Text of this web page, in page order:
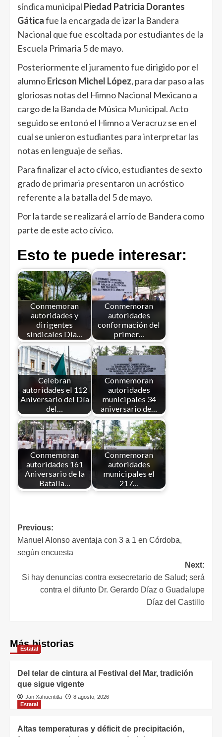
síndica municipal Piedad Patricia Dorantes
Gáticafue la encargada de izar la Bandera
Nacional que fue escoltada por estudiantes de la
Escuela Primaria 5 de mayo.
Posteriormente el juramento fue dirigido por el
alumnoEricson Michel López, para dar paso a las
gloriosas notas del Himno Nacional Mexicano a
cargo de la Banda de Música Municipal. Acto
seguido se entonó el Himno a Veracruz se en el
cual se unieron estudiantes para interpretar las
notas en lenguaje de señas.
Para finalizar el acto cívico, estudiantes de sexto
grado de primaria presentaron un acróstico
referente a la batalla del 5 de mayo.
Por la tarde se realizará el arrío de Bandera como
parte de este acto cívico.
Esto te puede interesar:
Conmemoran
autoridades y
dirigentes
sindicales Día…
Conmemoran
autoridades
conformación del
primer…
Celebran
autoridades el 112
Aniversario del Día
del…
Conmemoran
autoridades
municipales 34
aniversario de…
Conmemoran
autoridades 161
Aniversario de la
Batalla…
Conmemoran
autoridades
municipales el
217…
Previous:
Manuel Alonso aventaja con 3 a 1 en Córdoba,
según encuesta
Next:
Si hay denuncias contra exsecretario de Salud; será
contra el difunto Dr. Gerardo Díaz o Guadalupe
Díaz del Castillo
Más historias
Estatal
Del telar de cintura al Festival del Mar, tradición
que sigue vigente
Jan Xahuentitla
8 agosto, 2026
Estatal
Altas temperaturas y déficit de precipitación,